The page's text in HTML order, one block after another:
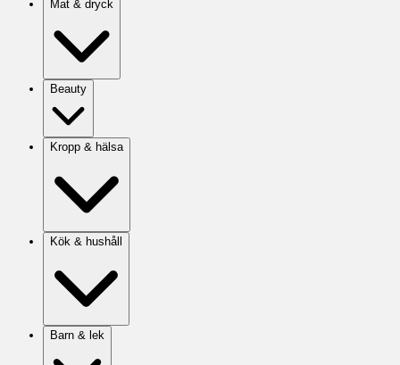
Mat & dryck
Beauty
Kropp & hälsa
Kök & hushåll
Barn & lek